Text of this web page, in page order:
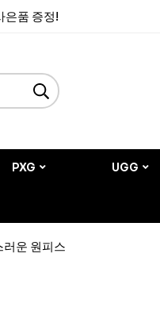
은품 증정!
PXG UGG
운 원피스